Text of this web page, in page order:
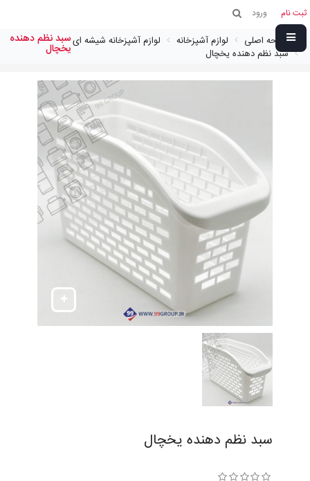
ثبت نام ورود
صفحه اصلی لوازم آشپزخانه
لوازم آشپزخانه شیشه ای
سبد نظم دهنده يخچال
سبد نظم دهنده
يخچال
سبد نظم دهنده يخچال